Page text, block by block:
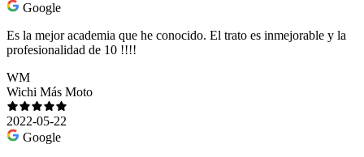
Google
Es la mejor academia que he conocido. El trato es inmejorable y la
profesionalidad de 10 !!!!
WM
Wichi Más Moto
2022-05-22
Google